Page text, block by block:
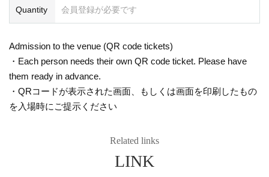
Quantity 会員登録が必要です
Admission to the venue (QR code tickets)
・Each person needs their own QR code ticket. Please have
them ready in advance.
・QRコードが表示された画面、もしくは画面を印刷したもの
を入場時にご提示ください
Related links
LINK